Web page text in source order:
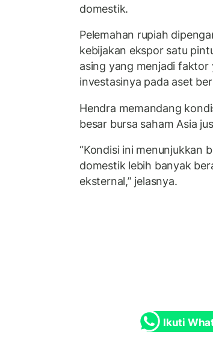
domestik.
Pelemahan rupiah
kebijakan ekspor satu
asing yang menjadi
investasinya pada aset
Hendra memandang
besar bursa saham Asia
“Kondisi ini menunjukkan
domestik lebih banyak
eksternal,” jelasnya.
Ikuti